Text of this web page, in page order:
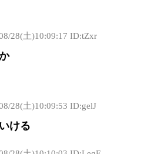
28(土)10:09:17 ID:tZxr
28(土)10:09:53 ID:gelJ
ける